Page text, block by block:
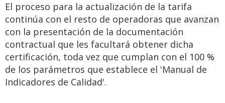
El proceso para la actualización de la tarifa
continúa con el resto de operadoras que avanzan
con la presentación de la documentación
contractual que les facultará obtener dicha
certificación, toda vez que cumplan con el 100 %
de los parámetros que establece el 'Manual de
Indicadores de Calidad'.